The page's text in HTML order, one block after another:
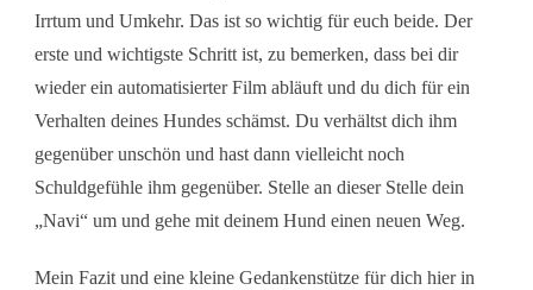
Irrtum und Umkehr. Das ist so wichtig für euch beide. Der
erste und wichtigste Schritt ist, zu bemerken, dass bei dir
wieder ein automatisierter Film abläuft und du dich für ein
Verhalten deines Hundes schämst. Du verhältst dich ihm
gegenüber unschön und hast dann vielleicht noch
Schuldgefühle ihm gegenüber. Stelle an dieser Stelle dein
„Navi“ um und gehe mit deinem Hund einen neuen Weg.
Mein Fazit und eine kleine Gedankenstütze für dich hier in